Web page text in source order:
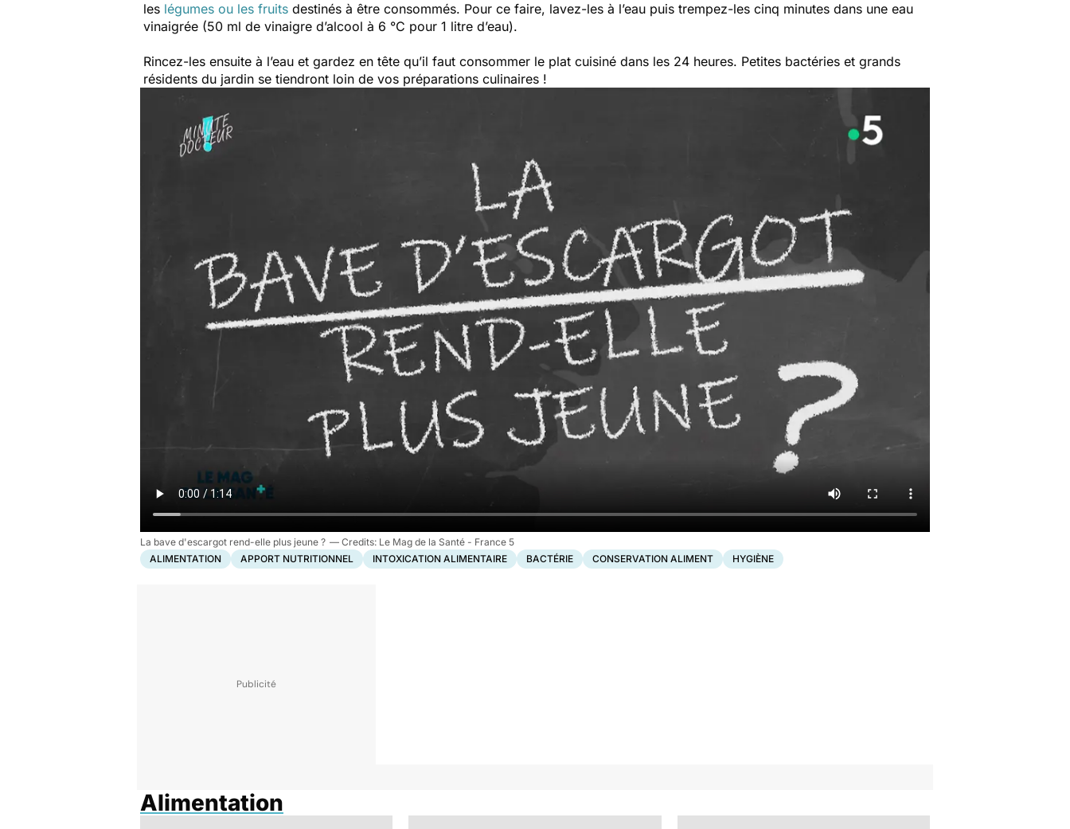
les légumes ou les fruits destinés à être consommés. Pour ce faire, lavez-les à l’eau puis trempez-les cinq minutes dans une eau
vinaigrée (50 ml de vinaigre d’alcool à 6 °C pour 1 litre d’eau).
Rincez-les ensuite à l’eau et gardez en tête qu’il faut consommer le plat cuisiné dans les 24 heures. Petites bactéries et grands
résidents du jardin se tiendront loin de vos préparations culinaires !
La bave d'escargot rend-elle plus jeune ?
Le Mag de la Santé - France 5
ALIMENTATION
APPORT NUTRITIONNEL INTOXICATION ALIMENTAIRE BACTÉRIE CONSERVATION ALIMENT HYGIÈNE
Alimentation